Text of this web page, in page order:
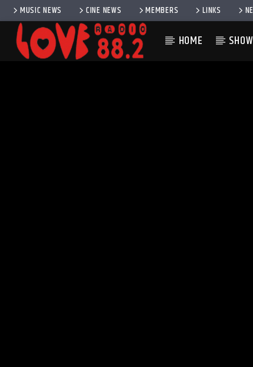
MUSIC NEWS CINE NEWS MEMBERS LINKS
HOME